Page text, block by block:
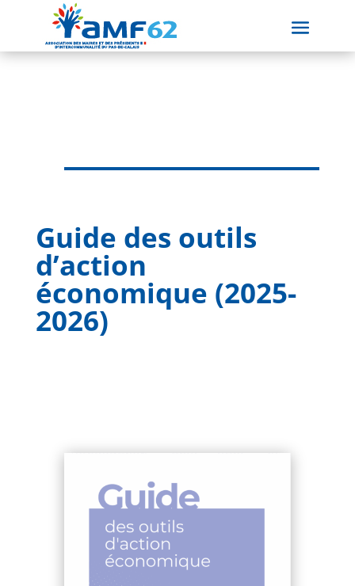
Guide des outils
d’action
économique (2025-
2026)